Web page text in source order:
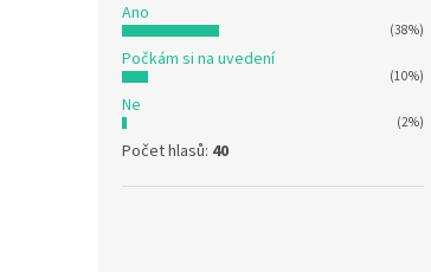
Ano
(38%)
Počkám si na uvedení
(10%)
Ne
(2%)
Počet hlasů: 40